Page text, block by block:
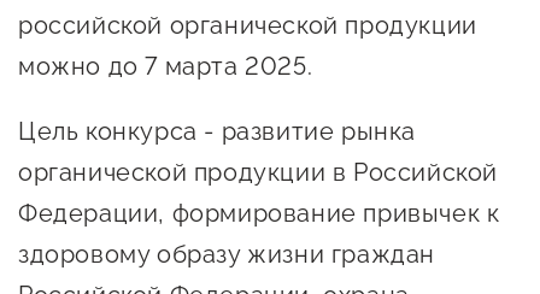
Социальные сети "Мой
Бизнес Югра"
Меры поддержки
Навигатор по мерам
поддержки
российской органической продукции
можно до 7 марта 2025.
Цель конкурса - развитие рынка
органической продукции в Российской
Федерации, формирование привычек к
здоровому образу жизни граждан